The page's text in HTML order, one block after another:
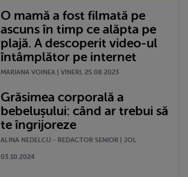
O mamă a fost filmată pe
ascuns în timp ce alăpta pe
plajă. A descoperit video-ul
întâmplător pe internet
MARIANA VOINEA | VINERI, 25.08.2023
Grăsimea corporală a
bebelușului: când ar trebui să
te îngrijoreze
ALINA NEDELCU - REDACTOR SENIOR | JOI,
03.10.2024